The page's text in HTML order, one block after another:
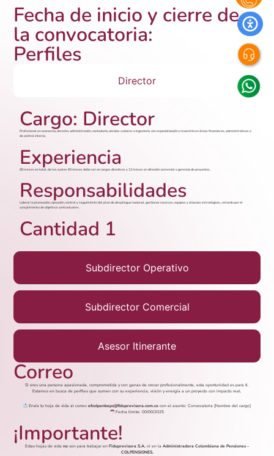
Fecha de inicio y cierre de
la convocatoria:
Perfiles
Director
Subdirector Operativo
Subdirector Comercial
Asesor Itinerante
Cargo: Director
Profesional en economía, derecho, administración, contaduría, ciencias sociales o ingeniería, con especialización o maestría en áreas financieras, administrativas o
de control interno.
Experiencia
66 meses en total, de los cuales 60 meses debe ser en cargos directivos y 12 meses en dirección comercial o gerencia de proyectos.
Responsabilidades
Liderar la planeación, ejecución, control y seguimiento del plan de despliegue nacional, gestionar recursos, equipos y alianzas estratégicas, velando por el
cumplimiento de objetivos contractuales.
Cantidad 1
Correo
Si eres una persona apasionada, comprometida y con ganas de crecer profesionalmente, esta oportunidad es para ti.
Estamos en busca de perfiles que sumen con su experiencia, visión y energía a un proyecto con impacto real.
Envía tu hoja de vida al correoefcolpenbeps@fiduprevisora.com.cocon el asunto: Convocatoria [Nombre del cargo]
Fecha límite: 00/00/2025
¡Importante!
Estas hojas de vida no son para trabajar en Fiduprevisora S.A. ni en la Administradora Colombiana de Pensiones –
COLPENSIONES.